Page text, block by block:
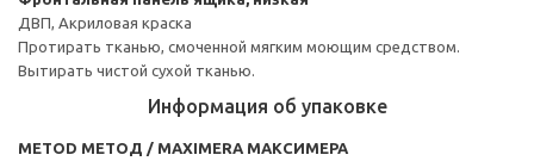
ДВП, Акриловая краска
Протирать тканью, смоченной мягким моющим средством.
Вытирать чистой сухой тканью.
Информация об упаковке
METOD МЕТОД / MAXIMERA МАКСИМЕРА